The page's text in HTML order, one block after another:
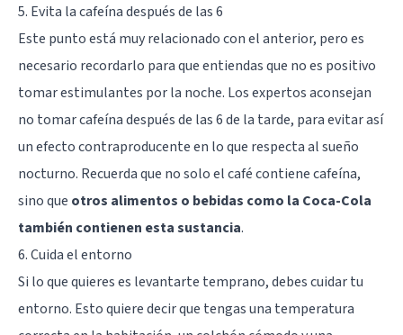
5. Evita la cafeína después de las 6
Este punto está muy relacionado con el anterior, pero es
necesario recordarlo para que entiendas que no es positivo
tomar estimulantes por la noche. Los expertos aconsejan
no tomar cafeína después de las 6 de la tarde, para evitar así
un efecto contraproducente en lo que respecta al sueño
nocturno. Recuerda que no solo el café contiene cafeína,
sino que otros alimentos o bebidas como la Coca-Cola
también contienen esta sustancia.
6. Cuida el entorno
Si lo que quieres es levantarte temprano, debes cuidar tu
entorno. Esto quiere decir que tengas una temperatura